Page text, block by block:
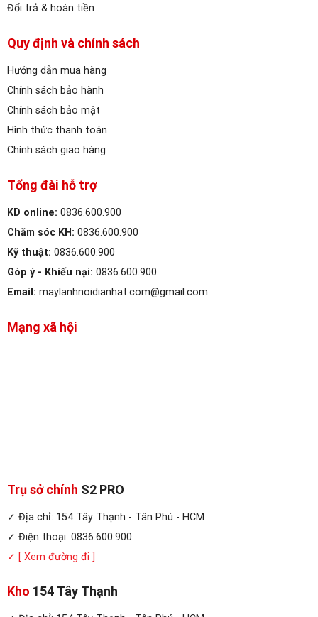
Đổi trả & hoàn tiền
Quy định và chính sách
Hướng dẫn mua hàng
Chính sách bảo hành
Chính sách bảo mật
Hình thức thanh toán
Chính sách giao hàng
Tổng đài hỗ trợ
KD online: 0836.600.900
Chăm sóc KH: 0836.600.900
Kỹ thuật: 0836.600.900
Góp ý - Khiếu nại: 0836.600.900
Email: maylanhnoidianhat.com@gmail.com
Mạng xã hội
Trụ sở chính S2 PRO
✓ Địa chỉ: 154 Tây Thạnh - Tân Phú - HCM
✓ Điện thoại: 0836.600.900
✓ [ Xem đường đi ]
Kho 154 Tây Thạnh